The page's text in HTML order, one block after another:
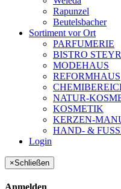
Rapunzel
Beutelsbacher
Sortiment vor Ort
PARFUMERIE
BISTRO STEYR
MODEHAUS
REFORMHAUS
NATUR-
KOSMETIK
KERZEN-
HAND- &
Login
×Schließen